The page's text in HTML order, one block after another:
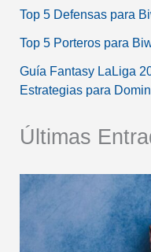
Top 5 Defensas para
Top 5 Porteros para
Guía Fantasy LaLiga
Estrategias para
Últimas